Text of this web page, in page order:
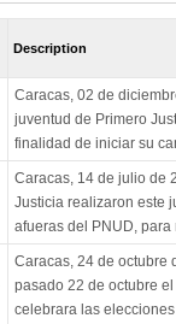
Description
Caracas, 02 de
juventud de Primero
finalidad de iniciar su
Caracas, 14 de julio de
Justicia realizaron este
afueras del PNUD, para
Caracas, 24 de octubre
pasado 22 de octubre
celebrara las